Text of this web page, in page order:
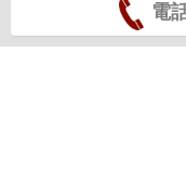
電